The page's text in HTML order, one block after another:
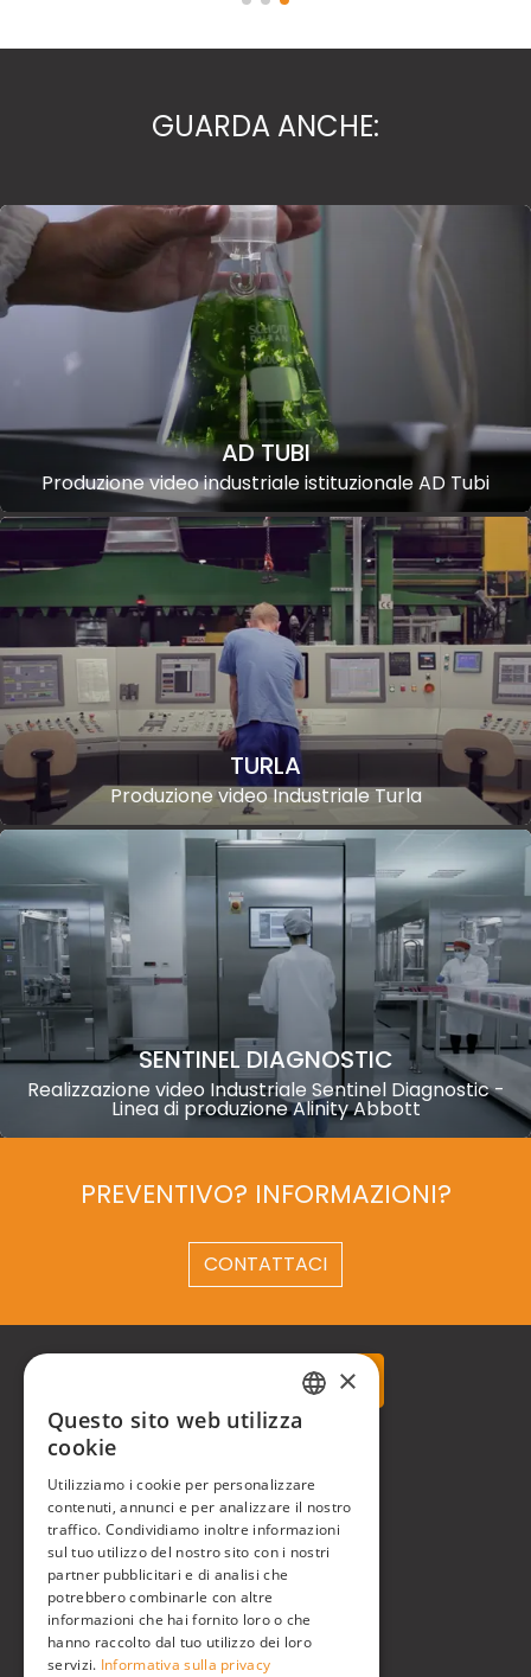
GUARDA ANCHE:
AD TUBI
Produzione video industriale istituzionale AD Tubi
TURLA
Produzione video Industriale Turla
SENTINEL DIAGNOSTIC
Realizzazione video Industriale Sentinel Diagnostic -
Linea di produzione Alinity Abbott
PREVENTIVO? INFORMAZIONI?
CONTATTACI
P.zzale Arduino, 11 - Milano (MI)
Phone+39 0248519908
E-mail info@realtimegroup.it
P. IVA / C.F. 02794870960
×
Questo sito web utilizza
cookie
Utilizziamo i cookie per personalizzare
contenuti, annunci e per analizzare il nostro
traffico. Condividiamo inoltre informazioni
sul tuo utilizzo del nostro sito con i nostri
partner pubblicitari e di analisi che
potrebbero combinarle con altre
informazioni che hai fornito loro o che
hanno raccolto dal tuo utilizzo dei loro
servizi. Informativa sulla privacy